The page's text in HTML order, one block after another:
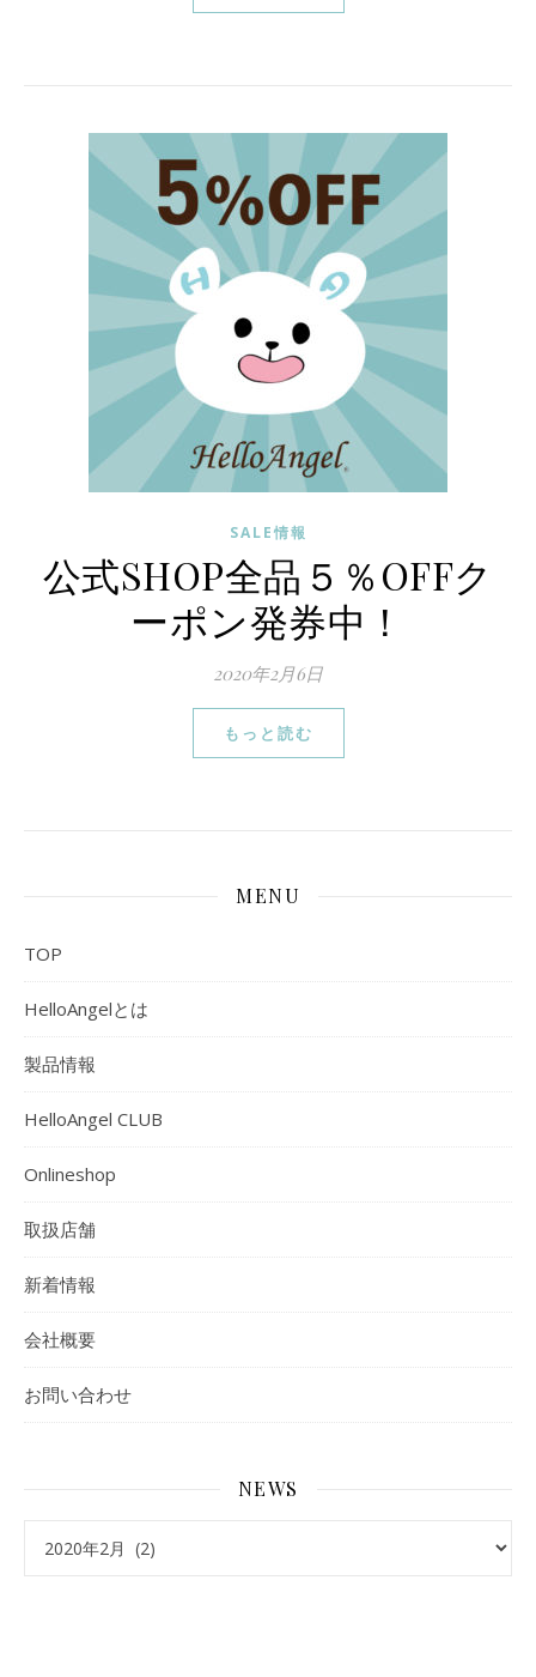
SALE情報
公式SHOP全品５％OFFク
ーポン発券中！
2020年2月6日
もっと読む
MENU
TOP
HelloAngelとは
製品情報
HelloAngel CLUB
Onlineshop
取扱店舗
新着情報
会社概要
お問い合わせ
NEWS